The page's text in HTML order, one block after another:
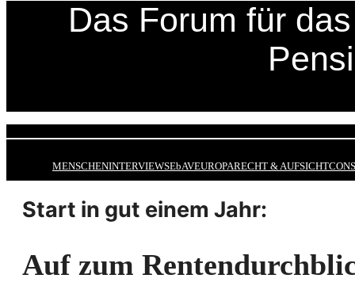
Das Forum für
MENSCHENINTERVIEWSEbAVEUROPARECHT & AUFSICHT
Start in gut einem Jahr:
Auf zum